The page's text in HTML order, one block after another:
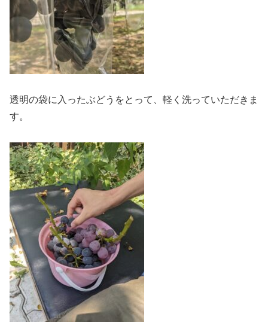
透明の袋に入ったぶどうをとって、軽く洗っていただきま
す。